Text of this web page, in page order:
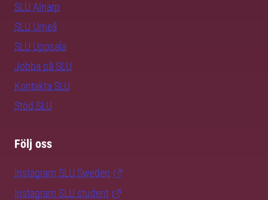
SLU Alnarp
SLU Umeå
SLU Uppsala
Jobba på SLU
Kontakta SLU
Stöd SLU
Följ oss
Instagram SLU.Sweden
Instagram SLU.student